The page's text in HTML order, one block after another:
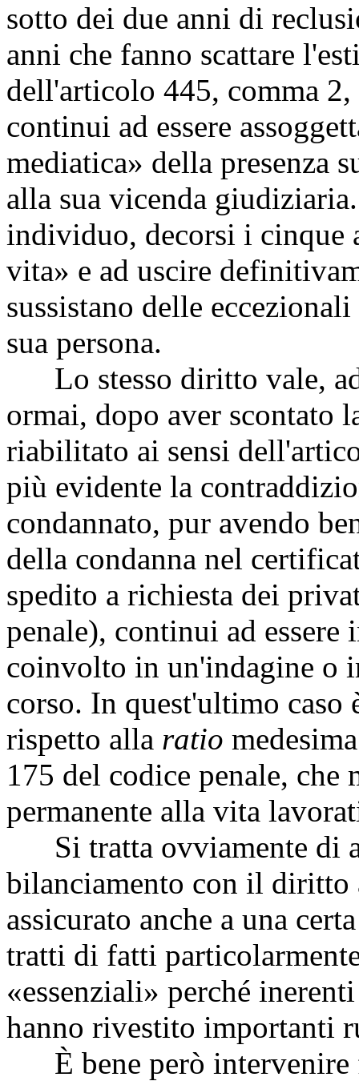
sotto dei due anni di
anni che fanno scattare
dell'articolo 445, comma
continui ad essere
mediatica» della presenza
alla sua vicenda
individuo, decorsi i cinque
vita» e ad uscire
sussistano delle
sua persona.
Lo stesso diritto vale, ad
ormai, dopo aver scontato
riabilitato ai sensi
più evidente la
condannato, pur avendo
della condanna nel
spedito a richiesta dei
penale), continui ad
coinvolto in un'indagine o
corso. In quest'ultimo caso
rispetto alla ratio
175 del codice penale,
permanente alla vita
Si tratta ovviamente di
bilanciamento con il diritto
assicurato anche a una
tratti di fatti
«essenziali» perché
hanno rivestito importanti
È bene però intervenire